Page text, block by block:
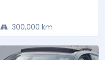
300,000 km